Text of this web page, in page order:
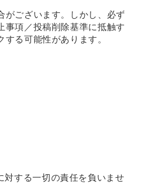
がございます。しかし、必ず
事項／投稿削除基準に抵触す
る可能性があります。
対する一切の責任を負いませ